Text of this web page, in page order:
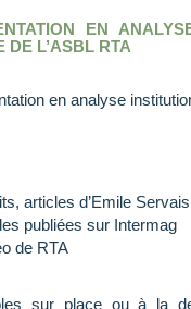
EN
DE L’ASBL RTA
en analyse
articles d’Emile Servais
publiées sur Intermag
de RTA
sur place ou à la